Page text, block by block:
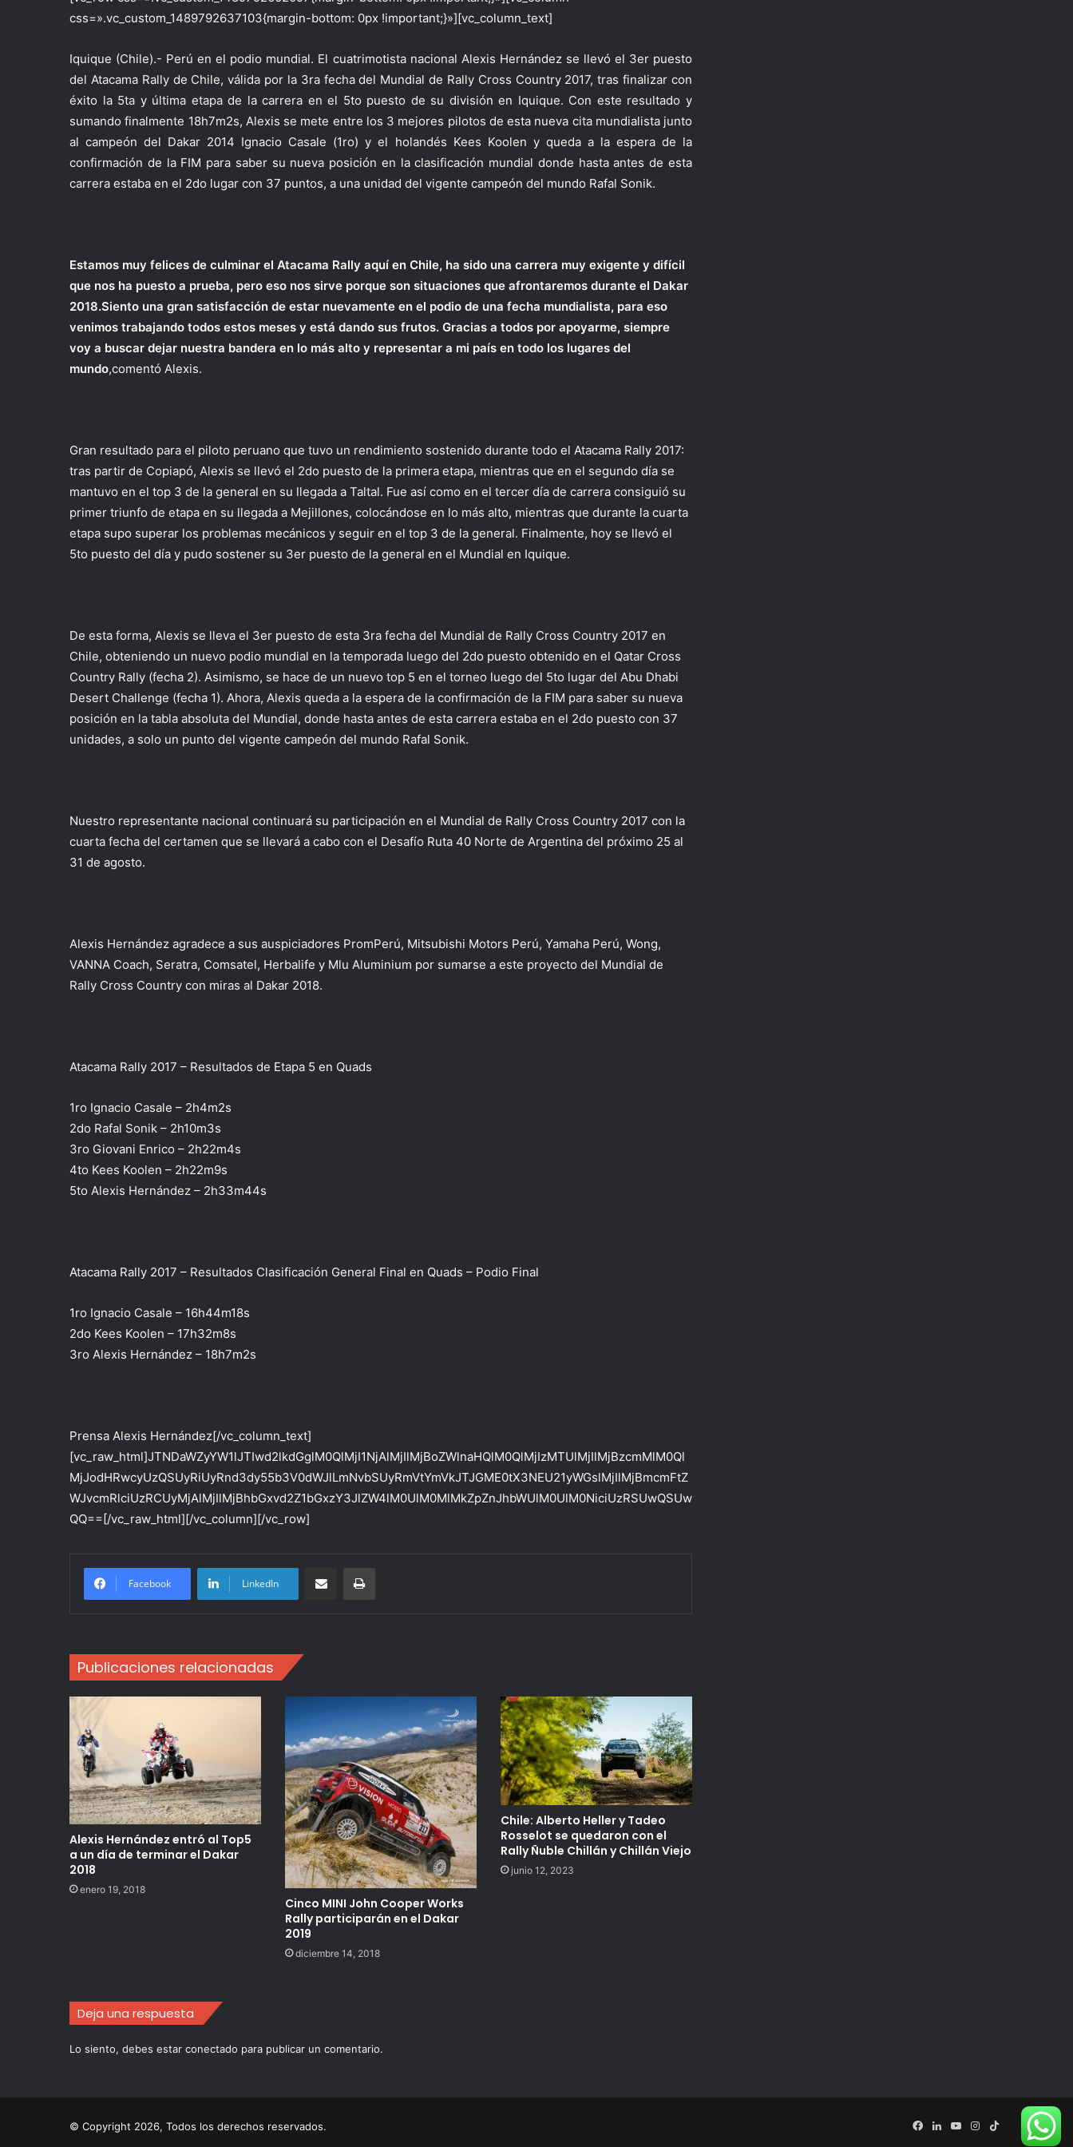
css=».vc_custom_1489792637103{margin-bottom: 0px !important;}»][vc_column_text]
Iquique (Chile).- Perú en el podio mundial. El cuatrimotista nacional Alexis Hernández se llevó el 3er puesto
del Atacama Rally de Chile, válida por la 3ra fecha del Mundial de Rally Cross Country 2017, tras finalizar con
éxito la 5ta y última etapa de la carrera en el 5to puesto de su división en Iquique. Con este resultado y
sumando finalmente 18h7m2s, Alexis se mete entre los 3 mejores pilotos de esta nueva cita mundialista junto
al campeón del Dakar 2014 Ignacio Casale (1ro) y el holandés Kees Koolen y queda a la espera de la
confirmación de la FIM para saber su nueva posición en la clasificación mundial donde hasta antes de esta
carrera estaba en el 2do lugar con 37 puntos, a una unidad del vigente campeón del mundo Rafal Sonik.
Estamos muy felices de culminar el Atacama Rally aquí en Chile, ha sido una carrera muy exigente y difícil
que nos ha puesto a prueba, pero eso nos sirve porque son situaciones que afrontaremos durante el Dakar
2018.Siento una gran satisfacción de estar nuevamente en el podio de una fecha mundialista, para eso
venimos trabajando todos estos meses y está dando sus frutos. Gracias a todos por apoyarme, siempre
voy a buscar dejar nuestra bandera en lo más alto y representar a mi país en todo los lugares del
mundo,comentó Alexis.
Gran resultado para el piloto peruano que tuvo un rendimiento sostenido durante todo el Atacama Rally 2017:
tras partir de Copiapó, Alexis se llevó el 2do puesto de la primera etapa, mientras que en el segundo día se
mantuvo en el top 3 de la general en su llegada a Taltal. Fue así como en el tercer día de carrera consiguió su
primer triunfo de etapa en su llegada a Mejillones, colocándose en lo más alto, mientras que durante la cuarta
etapa supo superar los problemas mecánicos y seguir en el top 3 de la general. Finalmente, hoy se llevó el
5to puesto del día y pudo sostener su 3er puesto de la general en el Mundial en Iquique.
De esta forma, Alexis se lleva el 3er puesto de esta 3ra fecha del Mundial de Rally Cross Country 2017 en
Chile, obteniendo un nuevo podio mundial en la temporada luego del 2do puesto obtenido en el Qatar Cross
Country Rally (fecha 2). Asimismo, se hace de un nuevo top 5 en el torneo luego del 5to lugar del Abu Dhabi
Desert Challenge (fecha 1). Ahora, Alexis queda a la espera de la confirmación de la FIM para saber su nueva
posición en la tabla absoluta del Mundial, donde hasta antes de esta carrera estaba en el 2do puesto con 37
unidades, a solo un punto del vigente campeón del mundo Rafal Sonik.
Nuestro representante nacional continuará su participación en el Mundial de Rally Cross Country 2017 con la
cuarta fecha del certamen que se llevará a cabo con el Desafío Ruta 40 Norte de Argentina del próximo 25 al
31 de agosto.
Alexis Hernández agradece a sus auspiciadores PromPerú, Mitsubishi Motors Perú, Yamaha Perú, Wong,
VANNA Coach, Seratra, Comsatel, Herbalife y Mlu Aluminium por sumarse a este proyecto del Mundial de
Rally Cross Country con miras al Dakar 2018.
Atacama Rally 2017 – Resultados de Etapa 5 en Quads
1ro Ignacio Casale – 2h4m2s
2do Rafal Sonik – 2h10m3s
3ro Giovani Enrico – 2h22m4s
4to Kees Koolen – 2h22m9s
5to Alexis Hernández – 2h33m44s
Atacama Rally 2017 – Resultados Clasificación General Final en Quads – Podio Final
1ro Ignacio Casale – 16h44m18s
2do Kees Koolen – 17h32m8s
3ro Alexis Hernández – 18h7m2s
Prensa Alexis Hernández[/vc_column_text]
[vc_raw_html]JTNDaWZyYW1lJTIwd2lkdGglM0QlMjI1NjAlMjIlMjBoZWlnaHQlM0QlMjIzMTUlMjIlMjBzcmMlM0Ql
MjJodHRwcyUzQSUyRiUyRnd3dy55b3V0dWJlLmNvbSUyRmVtYmVkJTJGME0tX3NEU21yWGslMjIlMjBmcmFtZ
WJvcmRlciUzRCUyMjAlMjIlMjBhbGxvd2Z1bGxzY3JlZW4lM0UlM0MlMkZpZnJhbWUlM0UlM0NiciUzRSUwQSUw
QQ==[/vc_raw_html][/vc_column][/vc_row]
Facebook LinkedIn
Compartir por correo electrónicoImprimir
Publicaciones relacionadas
Alexis Hernández entró al Top5
a un día de terminar el Dakar
2018
enero 19, 2018
Cinco MINI John Cooper Works
Rally participarán en el Dakar
2019
diciembre 14, 2018
Chile: Alberto Heller y Tadeo
Rosselot se quedaron con el
Rally Ñuble Chillán y Chillán Viejo
junio 12, 2023
Deja una respuesta
Lo siento, debes estar conectado para publicar un comentario.
© Copyright 2026, Todos los derechos reservados. Facebook
LinkedInYouTubeInstagram
TikTok